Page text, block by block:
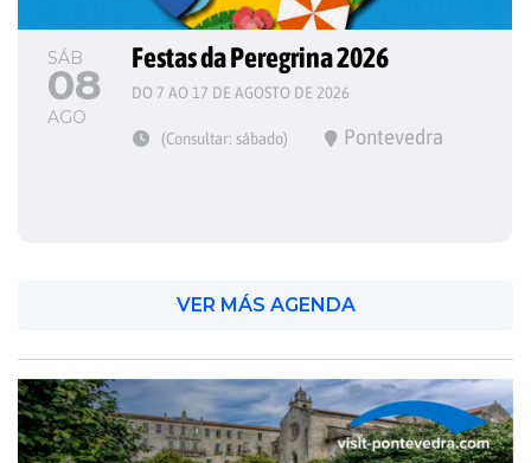
SÁB
08
AGO
Festas da Peregrina 2026
DO 7 AO 17 DE AGOSTO DE 2026
(Consultar: sábado) Pontevedra
VER MÁS AGENDA